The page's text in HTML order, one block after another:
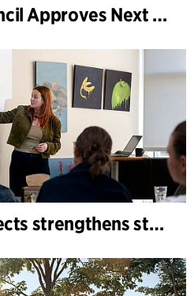
Randers City Council Approves Next Phase of Randers Regnskov (Tropical Zoo) Expansion
C.F. Møller Architects strengthens strategic advisory in the early phases